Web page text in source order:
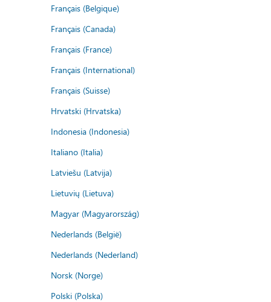
Français (Belgique)
Français (Canada)
Français (France)
Français (International)
Français (Suisse)
Hrvatski (Hrvatska)
Indonesia (Indonesia)
Italiano (Italia)
Latviešu (Latvija)
Lietuvių (Lietuva)
Magyar (Magyarország)
Nederlands (België)
Nederlands (Nederland)
Norsk (Norge)
Polski (Polska)